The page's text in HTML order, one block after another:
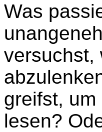
Was
versuchst,
greifst,
lesen?